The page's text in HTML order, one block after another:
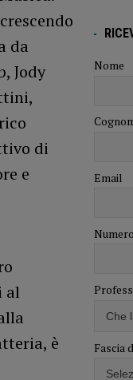
da
Jody
di
e
al
è
Nome
Email
Fascia